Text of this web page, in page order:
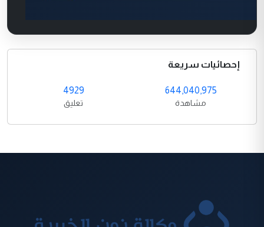
إحصائيات سريعة
644,040,975
مشاهدة
4929
تعليق